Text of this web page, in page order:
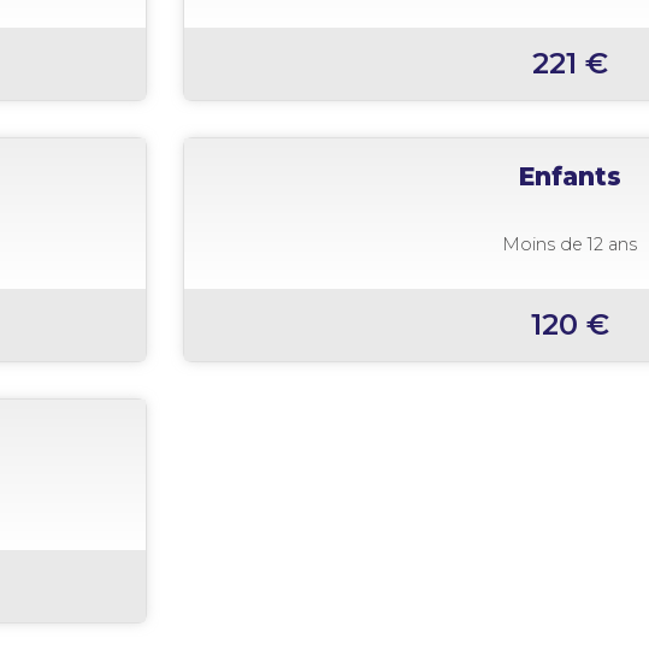
221 €
Enfants
Moins de 12 ans
120 €